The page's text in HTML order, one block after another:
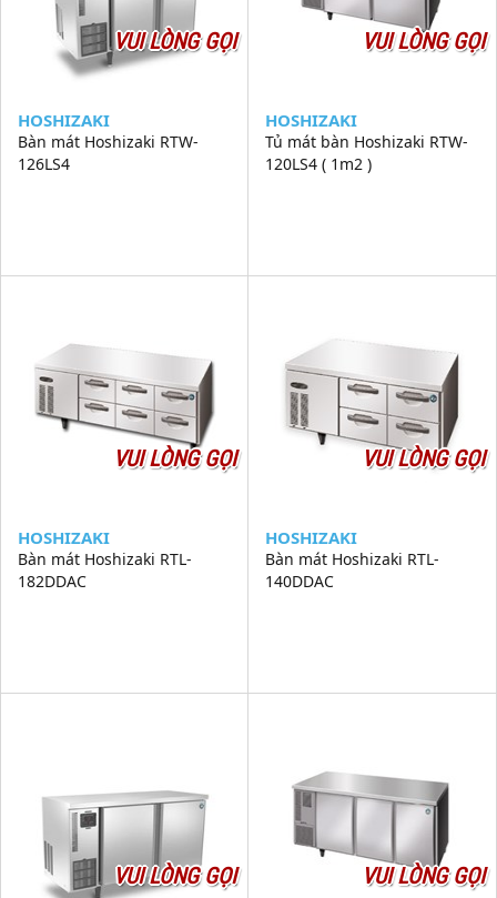
VUI LÒNG GỌI
HOSHIZAKI
Bàn mát Hoshizaki RTW-
126LS4
VUI LÒNG GỌI
HOSHIZAKI
Tủ mát bàn Hoshizaki RTW-
120LS4 ( 1m2 )
VUI LÒNG GỌI
HOSHIZAKI
Bàn mát Hoshizaki RTL-
182DDAC
VUI LÒNG GỌI
HOSHIZAKI
Bàn mát Hoshizaki RTL-
140DDAC
VUI LÒNG GỌI VUI LÒNG GỌI